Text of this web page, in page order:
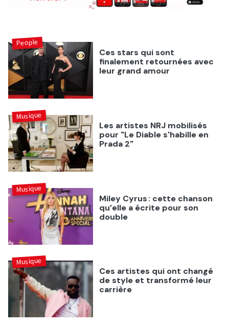
Ces stars qui sont
finalement retournées avec
leur grand amour
People
Les artistes NRJ mobilisés
pour "Le Diable s'habille en
Prada 2"
Musique
Miley Cyrus : cette chanson
qu’elle a écrite pour son
double
Musique
Ces artistes qui ont changé
de style et transformé leur
carrière
Musique